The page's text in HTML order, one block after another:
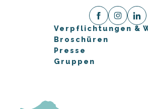
Verpflichtungen &
Broschüren
Presse
Gruppen